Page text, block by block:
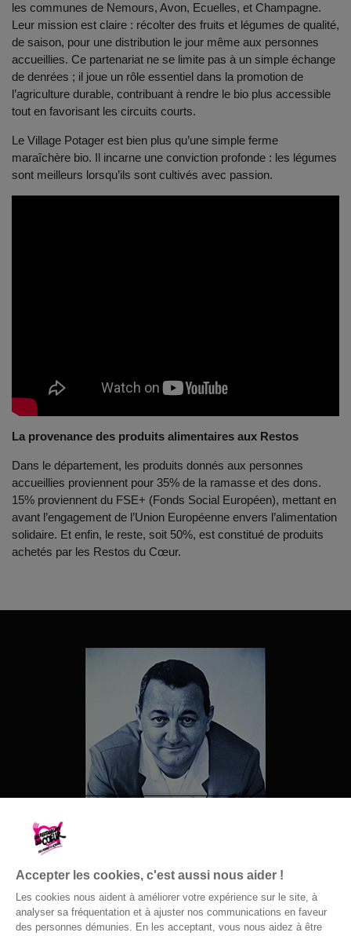
les communes de Nemours, Avon, Ecuelles, et Champagne.
Leur mission est claire : récolter des fruits et légumes de qualité,
de saison, pour une distribution le jour même aux personnes
accueillies. Ce partenariat ne se limite pas à un simple échange
de denrées ; il joue un rôle essentiel dans la promotion de
l’agriculture durable, contribuant à rendre le bio plus accessible
tout en favorisant les circuits courts.
Le Village Potager est bien plus qu’une simple ferme
maraîchère bio. Il incarne une conviction profonde : les légumes
sont meilleurs lorsqu’ils sont cultivés avec passion.
La provenance des produits alimentaires aux Restos
Dans le département, les produits donnés aux personnes
accueillies proviennent pour 35% de la ramasse et des dons.
15% proviennent du FSE+ (Fonds Social Européen), mettant en
avant l’engagement de l’Union Européenne envers l’alimentation
solidaire. Et enfin, le reste, soit 50%, est constitué de produits
achetés par les Restos du Cœur.
© Gaston Bergeret
Accepter les cookies, c'est aussi nous aider !
Les cookies nous aident à améliorer votre expérience sur le site, à
analyser sa fréquentation et à ajuster nos communications en faveur
des personnes démunies. En les acceptant, vous nous aidez à être